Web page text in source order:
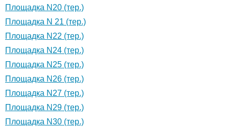
Площадка N20 (тер.)
Площадка N 21 (тер.)
Площадка N22 (тер.)
Площадка N24 (тер.)
Площадка N25 (тер.)
Площадка N26 (тер.)
Площадка N27 (тер.)
Площадка N29 (тер.)
Площадка N30 (тер.)